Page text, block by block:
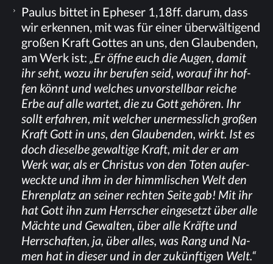
Pau­lus bit­tet in Ephe­ser 1,18ff. dar­um, dass
wir er­ken­nen, mit was für ei­ner über­wäl­ti­gend
gro­ßen Kraft Got­tes an uns, den Glau­ben­den,
am Werk ist: „Er öff­ne euch die Au­gen, da­mit
ihr seht, wozu ihr be­ru­fen seid, wor­auf ihr hof­
fen könnt und wel­ches un­vor­stell­bar rei­che
Erbe auf alle war­tet, die zu Gott ge­hö­ren. Ihr
sollt er­fah­ren, mit wel­cher un­er­mess­lich gro­ßen
Kraft Gott in uns, den Glau­ben­den, wirkt. Ist es
doch die­sel­be ge­wal­ti­ge Kraft, mit der er am
Werk war, als er Chris­tus von den To­ten auf­er­
weck­te und ihm in der himm­li­schen Welt den
Eh­ren­platz an sei­ner rech­ten Sei­te gab! Mit ihr
hat Gott ihn zum Herr­scher ein­ge­setzt über alle
Mäch­te und Ge­wal­ten, über alle Kräf­te und
Herr­schaf­ten, ja, über al­les, was Rang und Na­
men hat in die­ser und in der zu­künf­ti­gen Welt.“